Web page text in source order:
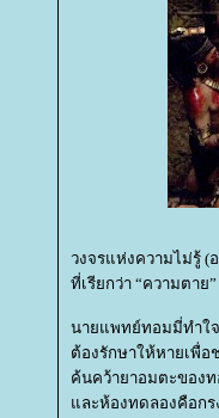
วงจรแห่งความไม่รู้ (
ที่เรียกว่า “ความตาย”
นายแพทย์ทอมมี่ทำใจ
ต้องรักษาให้หายเพื่
ค้นคว้ายาอมตะของท
ละห้องทดลองคือกร